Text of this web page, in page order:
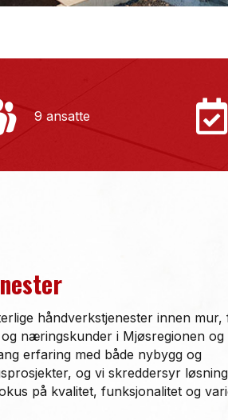
9 ansatte
håndverkstjenester innen mur,
næringskunder i Mjøsregionen og
erfaring med både nybygg og
og vi skreddersyr
på kvalitet, funksjonalitet og